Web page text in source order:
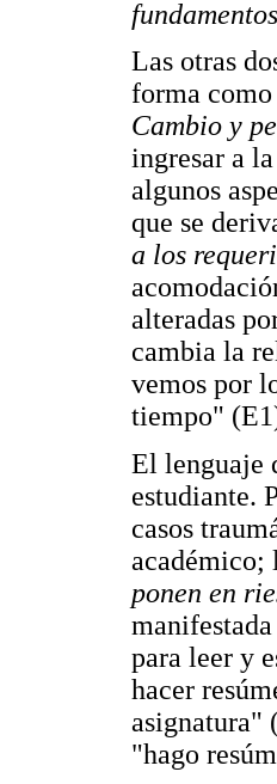
Las otras
forma
Cambio y
ingresar a
algunos
que se
a los
alteradas
cambia la
vemos por
tiempo"
El lenguaje
estudiante.
casos
académico;
ponen en
para leer y
hacer
asignatura"
"hago